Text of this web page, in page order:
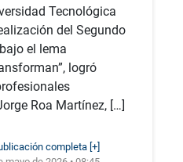
Tecnológica
del Segundo
el lema
logró
Roa Martínez, […]
completa [+]